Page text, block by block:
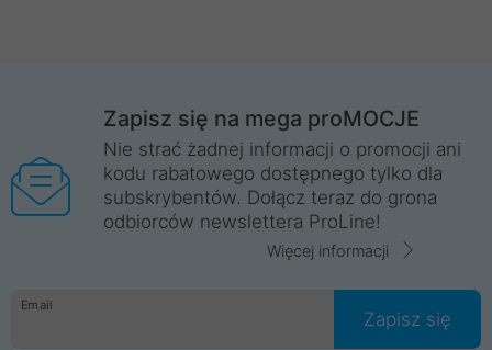
Zapisz się na mega proMOCJE
Nie strać żadnej informacji o promocji ani
kodu rabatowego dostępnego tylko dla
subskrybentów. Dołącz teraz do grona
odbiorców newslettera ProLine!
Więcej informacji
Email
Zapisz się